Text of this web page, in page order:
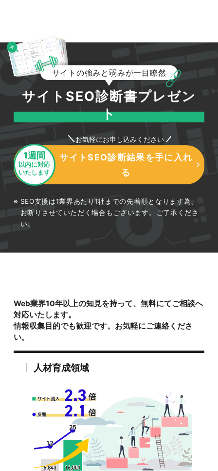
サイトの強みと弱みが一目瞭然
サイトSEO診断書プレゼン
ト
お気軽にお申し込みください
1週間
以内に対応
いたします
サイトSEO診断結果を手に入れ
る
SEO支援は1業界あたり1社までの先着順となります為、
お断りさせていただく場合もございます。ご了承くださ
い。
Web業界10年以上の知見を持って、無料にてご相談へ
対応いたします。
情報収集目的でも歓迎です。お気軽にご連絡くださ
い。
人材育成領域